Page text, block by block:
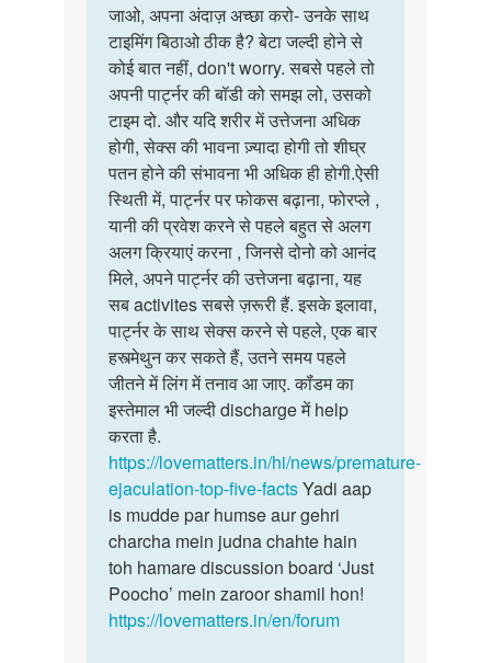
जाओ, अपना अंदाज़ अच्छा करो- उनके साथ
टाइमिंग बिठाओ ठीक है? बेटा जल्दी होने से
कोई बात नहीं, don't worry. सबसे पहले तो
अपनी पार्ट्नर की बॉडी को समझ लो, उसको
टाइम दो. और यदि शरीर में उत्तेजना अधिक
होगी, सेक्स की भावना ज़्यादा होगी तो शीघ्र
पतन होने की संभावना भी अधिक ही होगी.ऐसी
स्थिती में, पार्ट्नर पर फोकस बढ़ाना, फोरप्ले ,
यानी की प्रवेश करने से पहले बहुत से अलग
अलग क्रियाएं करना , जिनसे दोनो को आनंद
मिले, अपने पार्ट्नर की उत्तेजना बढ़ाना, यह
सब activites सबसे ज़रूरी हैं. इसके इलावा,
पार्ट्नर के साथ सेक्स करने से पहले, एक बार
हस्त्मेथुन कर सकते हैं, उतने समय पहले
जीतने में लिंग में तनाव आ जाए. कॉंडम का
इस्तेमाल भी जल्दी discharge में help
करता है.
https://lovematters.in/hi/news/premature-
ejaculation-top-five-factsYadi aap
is mudde par humse aur gehri
charcha mein judna chahte hain
toh hamare discussion board ‘Just
Poocho’ mein zaroor shamil hon!
https://lovematters.in/en/forum